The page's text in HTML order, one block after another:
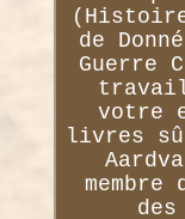
de
Guerre
votre
livres